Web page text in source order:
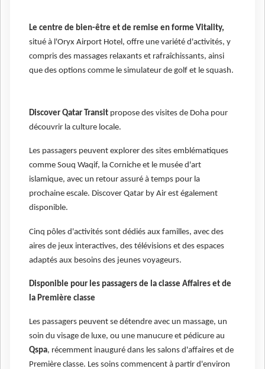
Le centre de bien-être et de remise en forme Vitality,
situé à l'Oryx Airport Hotel, offre une variété d'activités, y
compris des massages relaxants et rafraîchissants, ainsi
que des options comme le simulateur de golf et le squash.
Discover Qatar Transit propose des visites de Doha pour
découvrir la culture locale.
Les passagers peuvent explorer des sites emblématiques
comme Souq Waqif, la Corniche et le musée d'art
islamique, avec un retour assuré à temps pour la
prochaine escale. Discover Qatar by Air est également
disponible.
Cinq pôles d'activités sont dédiés aux familles, avec des
aires de jeux interactives, des télévisions et des espaces
adaptés aux besoins des jeunes voyageurs.
Disponible pour les passagers de la classe Affaires et de
la Première classe
Les passagers peuvent se détendre avec un massage, un
soin du visage de luxe, ou une manucure et pédicure au
Qspa, récemment inauguré dans les salons d'affaires et de
Première classe. Les soins commencent à partir d'environ